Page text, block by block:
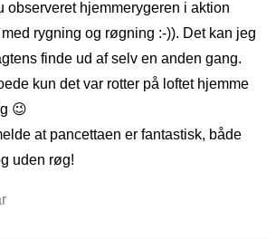
observeret hjemmerygeren i aktion
rygning og røgning :-)). Det kan jeg
finde ud af selv en anden gang.
kun det var rotter på loftet hjemme
😉
at pancettaen er fantastisk, både
uden røg!